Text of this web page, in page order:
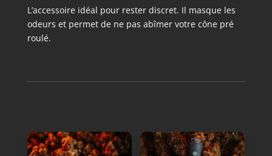
L’accessoire idéal pour rester discret. Il masque les
odeurs et permet de ne pas abîmer votre cône pré
roulé.